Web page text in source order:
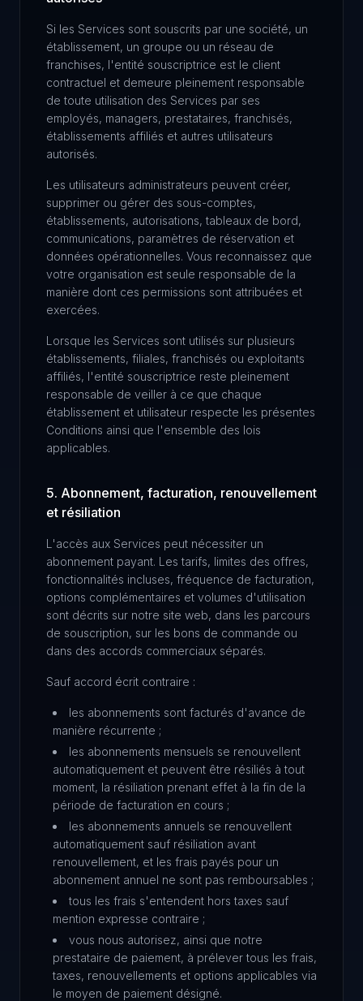
Si les Services sont souscrits par une société, un
établissement, un groupe ou un réseau de
franchises, l'entité souscriptrice est le client
contractuel et demeure pleinement responsable
de toute utilisation des Services par ses
employés, managers, prestataires, franchisés,
établissements affiliés et autres utilisateurs
autorisés.
Les utilisateurs administrateurs peuvent créer,
supprimer ou gérer des sous-comptes,
établissements, autorisations, tableaux de bord,
communications, paramètres de réservation et
données opérationnelles. Vous reconnaissez que
votre organisation est seule responsable de la
manière dont ces permissions sont attribuées et
exercées.
Lorsque les Services sont utilisés sur plusieurs
établissements, filiales, franchisés ou exploitants
affiliés, l'entité souscriptrice reste pleinement
responsable de veiller à ce que chaque
établissement et utilisateur respecte les présentes
Conditions ainsi que l'ensemble des lois
applicables.
5. Abonnement, facturation, renouvellement
et résiliation
L'accès aux Services peut nécessiter un
abonnement payant. Les tarifs, limites des offres,
fonctionnalités incluses, fréquence de facturation,
options complémentaires et volumes d'utilisation
sont décrits sur notre site web, dans les parcours
de souscription, sur les bons de commande ou
dans des accords commerciaux séparés.
Sauf accord écrit contraire :
les abonnements sont facturés d'avance de
manière récurrente ;
les abonnements mensuels se renouvellent
automatiquement et peuvent être résiliés à tout
moment, la résiliation prenant effet à la fin de la
période de facturation en cours ;
les abonnements annuels se renouvellent
automatiquement sauf résiliation avant
renouvellement, et les frais payés pour un
abonnement annuel ne sont pas remboursables ;
tous les frais s'entendent hors taxes sauf
mention expresse contraire ;
vous nous autorisez, ainsi que notre
prestataire de paiement, à prélever tous les frais,
taxes, renouvellements et options applicables via
le moyen de paiement désigné.